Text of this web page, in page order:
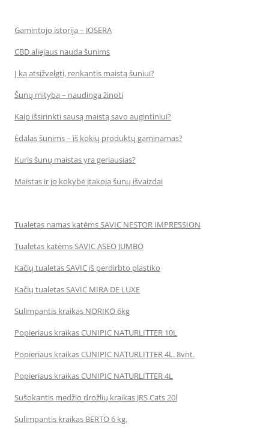
Gamintojo istorija – JOSERA
CBD aliejaus nauda šunims
Į ką atsižvelgti, renkantis maistą šuniui?
Šunų mityba – naudinga žinoti
Kaip išsirinkti sausą maistą savo augintiniui?
Ėdalas šunims – iš kokių produktų gaminamas?
Kuris šunų maistas yra geriausias?
Maistas ir jo kokybė įtakoja šunų išvaizdai
Tualetas namas katėms SAVIC NESTOR IMPRESSION
Tualetas katėms SAVIC ASEO JUMBO
Kačių tualetas SAVIC iš perdirbto plastiko
Kačių tualetas SAVIC MIRA DE LUXE
Sulimpantis kraikas NORIKO 6kg
Popieriaus kraikas CUNIPIC NATURLITTER 10L
Popieriaus kraikas CUNIPIC NATURLITTER 4L. 8vnt.
Popieriaus kraikas CUNIPIC NATURLITTER 4L
Sušokantis medžio drožlių kraikas JRS Cats 20l
Sulimpantis kraikas BERTO 6 kg.